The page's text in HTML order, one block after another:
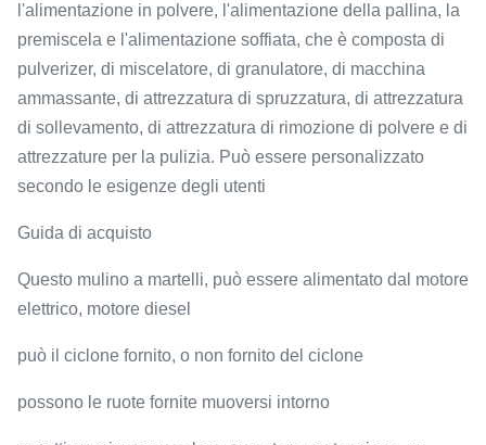
l'alimentazione in polvere, l'alimentazione della pallina, la
premiscela e l'alimentazione soffiata, che è composta di
pulverizer, di miscelatore, di granulatore, di macchina
ammassante, di attrezzatura di spruzzatura, di attrezzatura
di sollevamento, di attrezzatura di rimozione di polvere e di
attrezzature per la pulizia. Può essere personalizzato
secondo le esigenze degli utenti
Guida di acquisto
Questo mulino a martelli, può essere alimentato dal motore
elettrico, motore diesel
può il ciclone fornito, o non fornito del ciclone
possono le ruote fornite muoversi intorno